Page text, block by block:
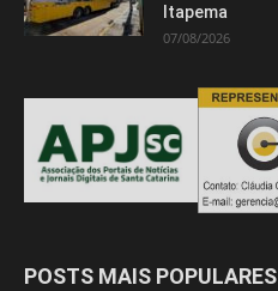
Itapema
07/08/2026
POSTS MAIS POPULARES